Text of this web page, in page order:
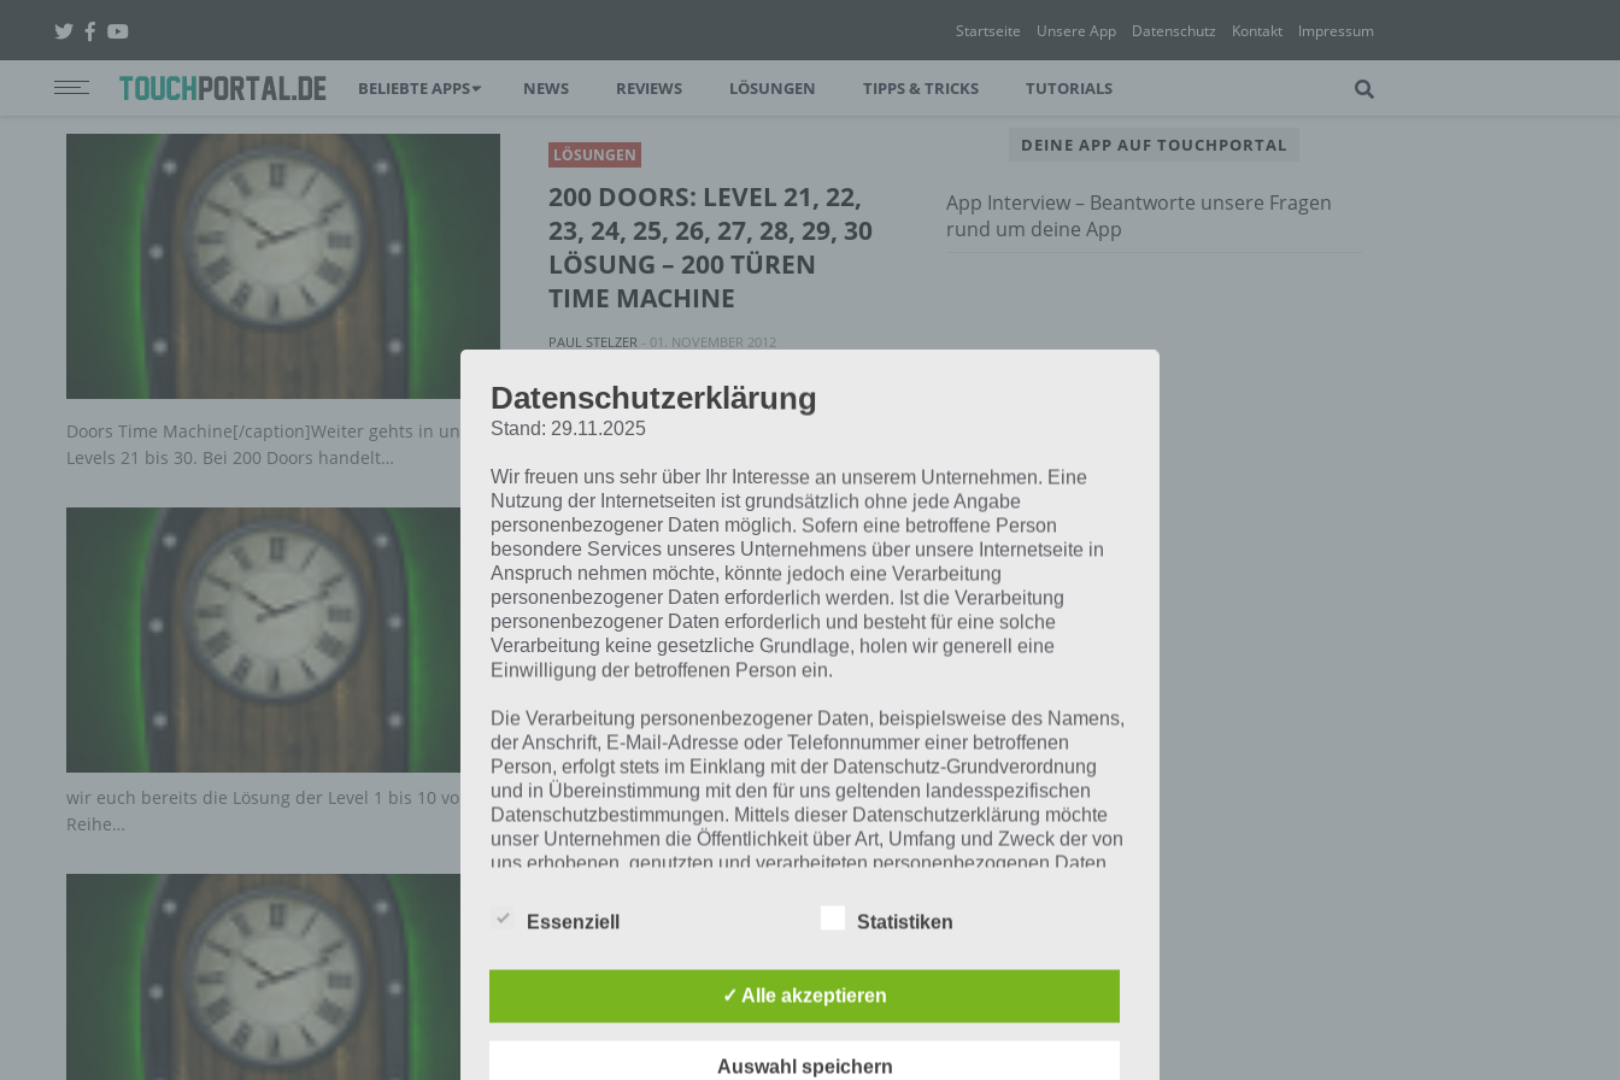
Startseite Unsere App Datenschutz Kontakt Impressum
BELIEBTE APPS NEWS REVIEWS LÖSUNGEN TIPPS & TRICKS TUTORIALS
LÖSUNGEN
200 DOORS: LEVEL 21, 22,
23, 24, 25, 26, 27, 28, 29, 30
LÖSUNG – 200 TÜREN
TIME MACHINE
PAUL STELZER - 01. NOVEMBER 2012
align="alignright" width="124"] 200
Doors Time Machine[/caption]Weiter gehts in unserer Reihe zur Lösung von 200 Doors mit den
Levels 21 bis 30. Bei 200 Doors handelt…
LÖSUNGEN
200 DOORS: LEVEL 11, 12,
13, 14, 15, 16, 17, 18, 19, 20
LÖSUNG
PAUL STELZER-01. NOVEMBER 2012
[caption id="attachment_3961"
align="alignright" width="124"] 200
Doors Time Machine[/caption]Nachdem
wir euch bereits die Lösung der Level 1 bis 10 von 200 Doors gezeigt haben, wollen wir unsere
Reihe…
200 DOORS: LEVEL 1, 2, 3,
4, 5, 6, 7, 8, 9, 10 LÖSUNG
FÜR ANDROID – 200
DEINE APP AUF TOUCHPORTAL
App Interview – Beantworte unsere Fragen
rund um deine App
Datenschutzerklärung
Stand: 29.11.2025
Wir freuen uns sehr über Ihr Interesse an unserem Unternehmen. Eine
Nutzung der Internetseiten ist grundsätzlich ohne jede Angabe
personenbezogener Daten möglich. Sofern eine betroffene Person
besondere Services unseres Unternehmens über unsere Internetseite in
Anspruch nehmen möchte, könnte jedoch eine Verarbeitung
personenbezogener Daten erforderlich werden. Ist die Verarbeitung
personenbezogener Daten erforderlich und besteht für eine solche
Verarbeitung keine gesetzliche Grundlage, holen wir generell eine
Einwilligung der betroffenen Person ein.
Die Verarbeitung personenbezogener Daten, beispielsweise des Namens,
der Anschrift, E-Mail-Adresse oder Telefonnummer einer betroffenen
Person, erfolgt stets im Einklang mit der Datenschutz-Grundverordnung
und in Übereinstimmung mit den für uns geltenden landesspezifischen
Datenschutzbestimmungen. Mittels dieser Datenschutzerklärung möchte
unser Unternehmen die Öffentlichkeit über Art, Umfang und Zweck der von
uns erhobenen, genutzten und verarbeiteten personenbezogenen Daten
Datenschutzerklärung über die ihnen zustehenden Rechte aufgeklärt.
und organisatorische Maßnahmen umgesetzt, um einen möglichst
lückenlosen Schutz der über diese Internetseite verarbeiteten
Internetbasierte Datenübertragungen grundsätzlich Sicherheitslücken
Essenziell Statistiken
✓ Alle akzeptieren
Auswahl speichern